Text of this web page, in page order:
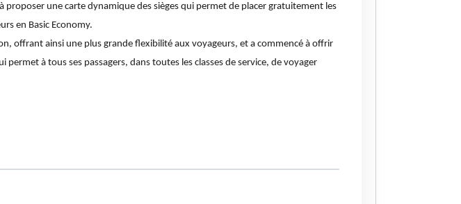
une carte dynamique des sièges qui permet de placer gratuitement les
en Basic Economy.
offrant ainsi une plus grande flexibilité aux voyageurs, et a commencé à offrir
à tous ses passagers, dans toutes les classes de service, de voyager